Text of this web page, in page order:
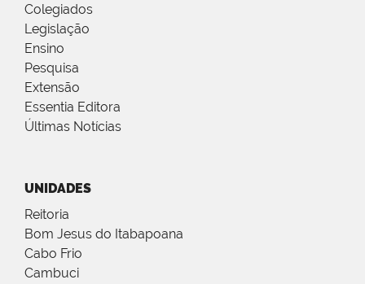
Colegiados
Legislação
Ensino
Pesquisa
Extensão
Essentia Editora
Últimas Notícias
UNIDADES
Reitoria
Bom Jesus do Itabapoana
Cabo Frio
Cambuci